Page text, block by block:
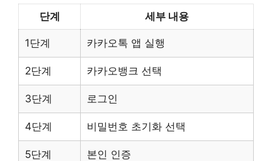
단계 세부 내용
1단계 카카오톡 앱 실행
2단계 카카오뱅크 선택
3단계 로그인
4단계 비밀번호 초기화 선택
5단계 본인 인증